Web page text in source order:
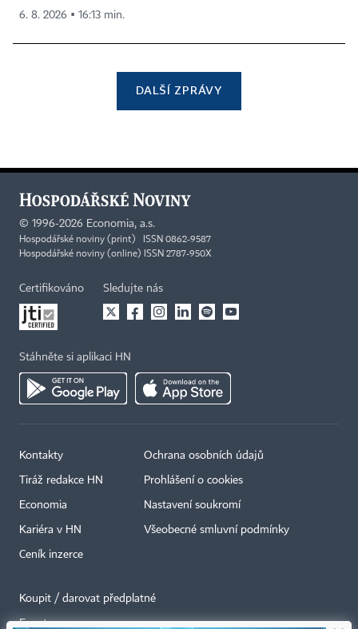
6. 8. 2026 ▪ 16:13 min.
DALŠÍ ZPRÁVY
© 1996-2026 Economia, a.s.
Hospodářské noviny (print) ISSN 0862-9587
Hospodářské noviny (online) ISSN 2787-950X
Certifikováno Sledujte nás
Stáhněte si aplikaci HN
Kontakty
Tiráž redakce HN
Economia
Kariéra v HN
Ceník inzerce
Ochrana osobních údajů
Prohlášení o cookies
Nastavení soukromí
Všeobecné smluvní podmínky
Koupit / darovat předplatné
Eventy